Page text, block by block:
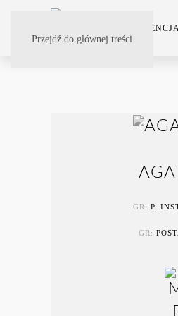
Przejdź do głównej treści
GR: P.
GR: